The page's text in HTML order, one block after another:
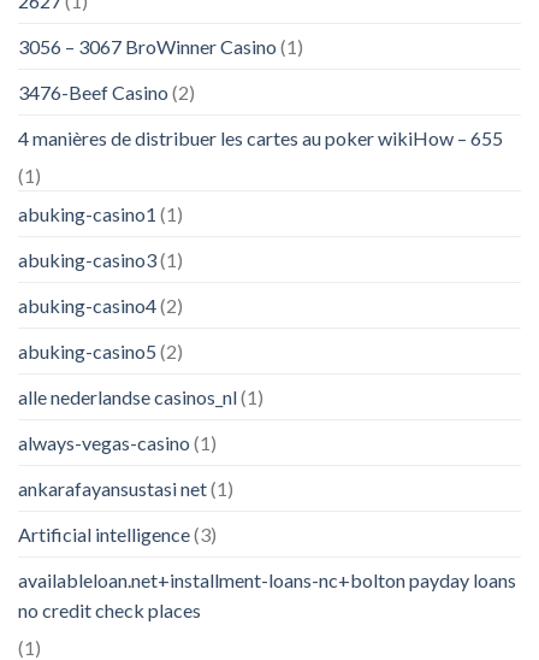
3056 – 3067 BroWinner Casino (1)
3476-Beef Casino (2)
4 manières de distribuer les cartes au poker wikiHow – 655
(1)
abuking-casino1 (1)
abuking-casino3(1)
abuking-casino4(2)
abuking-casino5 (2)
alle nederlandse casinos_nl(1)
always-vegas-casino (1)
ankarafayansustasi net(1)
Artificial intelligence(3)
availableloan.net+installment-loans-nc+bolton payday loans
no credit check places
(1)